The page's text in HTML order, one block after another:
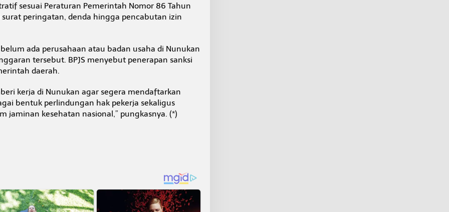
sesuai Peraturan Pemerintah Nomor 86 Tahun
peringatan, denda hingga pencabutan izin
ada perusahaan atau badan usaha di Nunukan
tersebut. BPJS menyebut penerapan sanksi
daerah.
kerja di Nunukan agar segera mendaftarkan
bentuk perlindungan hak pekerja sekaligus
jaminan kesehatan nasional,” pungkasnya. (*)